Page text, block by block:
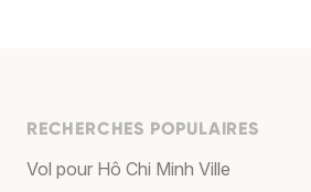
RECHERCHES POPULAIRES
Vol pour Hô Chi Minh Ville